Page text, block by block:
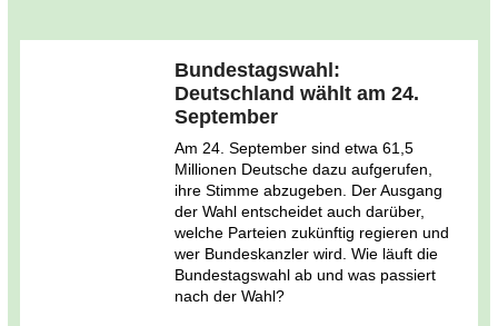
Bundestagswahl:
Deutschland wählt am 24.
September
Am 24. September sind etwa 61,5
Millionen Deutsche dazu aufgerufen,
ihre Stimme abzugeben. Der Ausgang
der Wahl entscheidet auch darüber,
welche Parteien zukünftig regieren und
wer Bundeskanzler wird. Wie läuft die
Bundestagswahl ab und was passiert
nach der Wahl?